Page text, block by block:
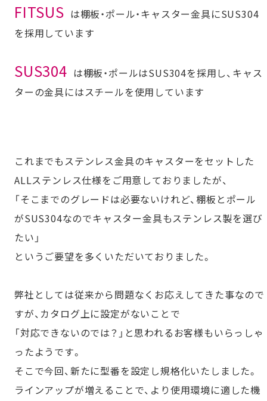
FITSUS は棚板・ポール・キャスター金具にSUS304
を採用しています
SUS304 は棚板・ポールはSUS304を採用し、キャス
ターの金具にはスチールを使用しています
これまでもステンレス金具のキャスターをセットした
ALLステンレス仕様をご用意しておりましたが、
「そこまでのグレードは必要ないけれど、棚板とポール
がSUS304なのでキャスター金具もステンレス製を選び
たい」
というご要望を多くいただいておりました。
弊社としては従来から問題なくお応えしてきた事なので
すが、カタログ上に設定がないことで
「対応できないのでは？」と思われるお客様もいらっしゃ
ったようです。
そこで今回、新たに型番を設定し規格化いたしました。
ラインアップが増えることで、より使用環境に適した機